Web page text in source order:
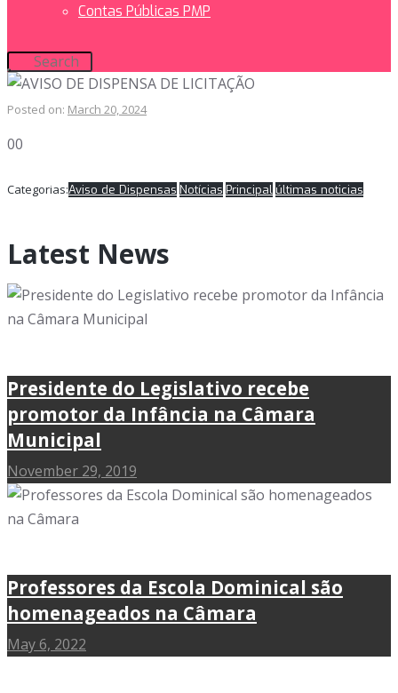
Contas Públicas PMP
Posted on: March 20, 2024
00
Categorias:Aviso de Dispensas Notícias Principal últimas noticias
Latest News
Presidente do Legislativo recebe
promotor da Infância na Câmara
Municipal
November 29, 2019
Professores da Escola Dominical são
homenageados na Câmara
May 6, 2022